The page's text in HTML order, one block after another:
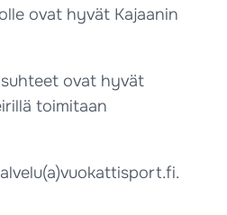
ovat hyvät Kajaanin
ovat hyvät
toimitaan